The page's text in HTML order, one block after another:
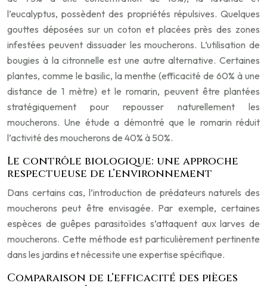
l’eucalyptus, possèdent des propriétés répulsives. Quelques
gouttes déposées sur un coton et placées près des zones
infestées peuvent dissuader les moucherons. L’utilisation de
bougies à la citronnelle est une autre alternative. Certaines
plantes, comme le basilic, la menthe (efficacité de 60% à une
distance de 1 mètre) et le romarin, peuvent être plantées
stratégiquement pour repousser naturellement les
moucherons. Une étude a démontré que le romarin réduit
l’activité des moucherons de 40% à 50%.
Le contrôle biologique: une approche
respectueuse de l’environnement
Dans certains cas, l’introduction de prédateurs naturels des
moucherons peut être envisagée. Par exemple, certaines
espèces de guêpes parasitoïdes s’attaquent aux larves de
moucherons. Cette méthode est particulièrement pertinente
dans les jardins et nécessite une expertise spécifique.
Comparaison de l’efficacité des pièges